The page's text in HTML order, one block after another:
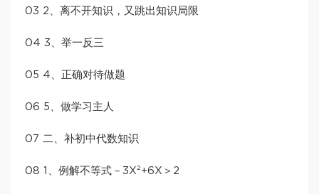
03 2、离不开知识，又跳出知识局限
04 3、举一反三
05 4、正确对待做题
06 5、做学习主人
07 二、补初中代数知识
08 1、例解不等式－3X²+6X＞2